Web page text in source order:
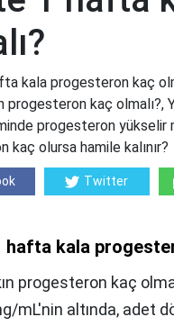
kala progesteron kaç
progesteron kaç olmalı?,
progesteron yükselir
kaç olursa hamile kalınır?
Twitter
hafta kala
progesteron kaç
mL'nin altında, adet